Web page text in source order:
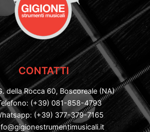
CONTATTI
della Rocca 60, Boscoreale (NA)
(+39) 081-858-4793
(+39) 377-379-7165